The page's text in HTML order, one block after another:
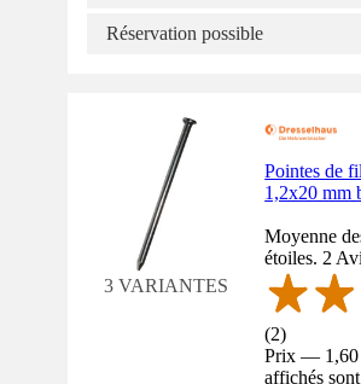
Réservation possible
3 VARIANTES
Pointes de
1,2x20 mm
Moyenne
étoiles. 2
(2)
Prix — 1,60
affichés